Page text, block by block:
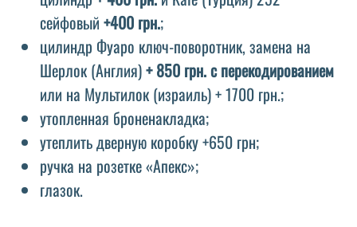
сейфовый +400 грн.;
цилиндр Фуаро ключ-поворотник, замена на
Шерлок (Англия)+ 850 грн. с перекодированием
или на Мультилок (израиль) + 1700 грн.;
утопленная броненакладка;
утеплить дверную коробку +650 грн;
ручка на розетке «Апекс»;
глазок.